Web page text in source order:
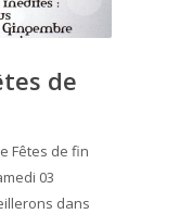
de
Fêtes de fin
03
dans